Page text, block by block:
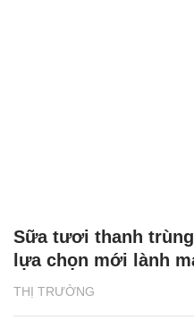
THỊ TRƯỜNG
Sữa tươi thanh
lựa chọn mới lành